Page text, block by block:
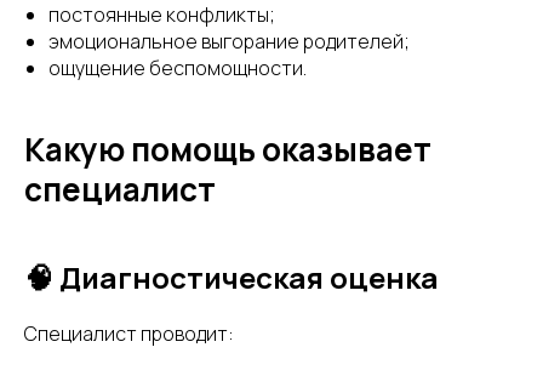
постоянные конфликты;
эмоциональное выгорание родителей;
ощущение беспомощности.
Какую помощь оказывает
специалист
🧠 Диагностическая оценка
Специалист проводит: